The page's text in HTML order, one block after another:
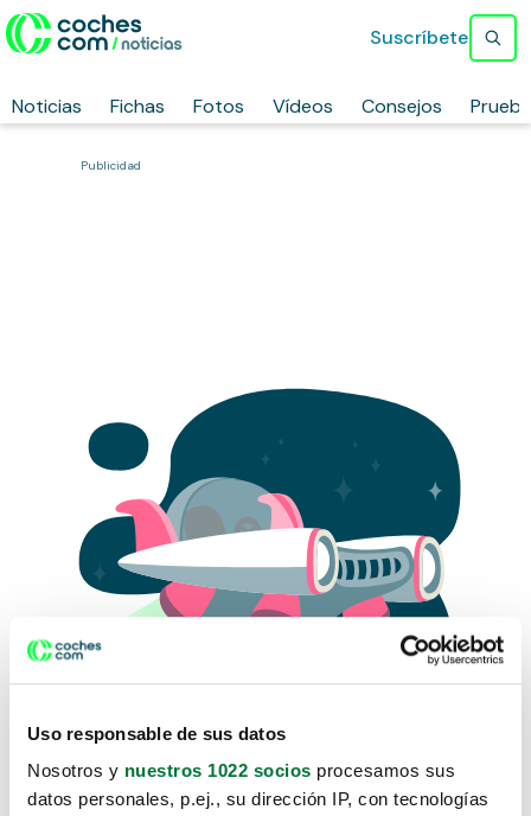
Uso responsable de sus datos
Nosotros y nuestros 1022 socios procesamos sus
datos personales, p.ej., su dirección IP, con tecnologías
Noticias Fichas Fotos Vídeos Consejos
Suscríbete
Publicidad